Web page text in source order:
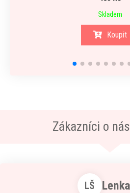
Skladem
Koupit
Zákazníci o
LŠ